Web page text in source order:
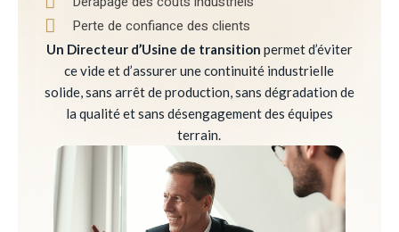
Perte de confiance des clients
Un Directeur d’Usine de transition permet d’éviter
ce vide et d’assurer une continuité industrielle
solide, sans arrêt de production, sans dégradation de
la qualité et sans désengagement des équipes
terrain.